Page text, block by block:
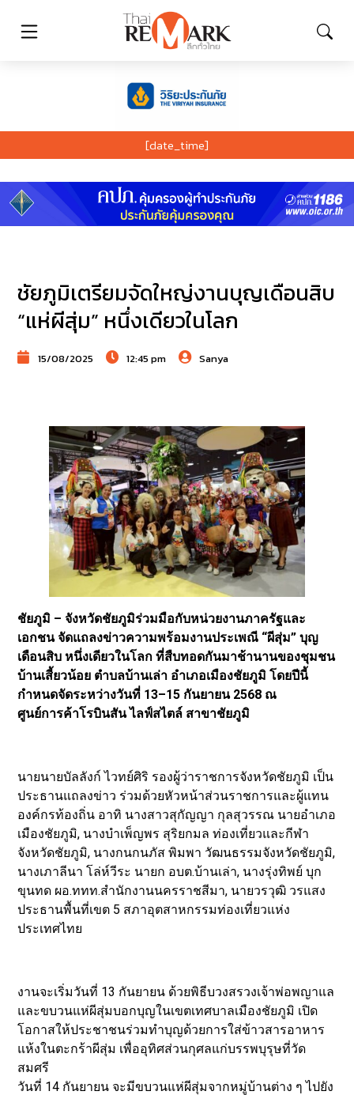
[date_time]
ชัยภูมิเตรียมจัดใหญ่งานบุญเดือนสิบ
“แห่ผีสุ่ม” หนึ่งเดียวในโลก
15/08/2025 12:45 pm Sanya
ชัยภูมิ – จังหวัดชัยภูมิร่วมมือกับหน่วยงานภาครัฐและ
เอกชน จัดแถลงข่าวความพร้อมงานประเพณี “ผีสุ่ม” บุญ
เดือนสิบ หนึ่งเดียวในโลก ที่สืบทอดกันมาช้านานของชุมชน
บ้านเสี้ยวน้อย ตำบลบ้านเล่า อำเภอเมืองชัยภูมิ โดยปีนี้
กำหนดจัดระหว่างวันที่ 13–15 กันยายน 2568 ณ
ศูนย์การค้าโรบินสัน ไลฟ์สไตล์ สาขาชัยภูมิ
นายนายบัลลังก์ ไวทย์ศิริ รองผู้ว่าราชการจังหวัดชัยภูมิ เป็น
ประธานแถลงข่าว ร่วมด้วยหัวหน้าส่วนราชการและผู้แทน
องค์กรท้องถิ่น อาทิ นางสาวสุกัญญา กุลสุวรรณ นายอำเภอ
เมืองชัยภูมิ, นางบำเพ็ญพร สุริยกมล ท่องเที่ยวและกีฬา
จังหวัดชัยภูมิ, นางกนกนภัส พิมพา วัฒนธรรมจังหวัดชัยภูมิ,
นางเภาลีนา โล่ห์วีระ นายก อบต.บ้านเล่า, นางรุ่งทิพย์ บุก
ขุนทด ผอ.ททท.สำนักงานนครราชสีมา, นายวรวุฒิ วรแสง
ประธานพื้นที่เขต 5 สภาอุตสาหกรรมท่องเที่ยวแห่ง
ประเทศไทย
งานจะเริ่มวันที่ 13 กันยายน ด้วยพิธีบวงสรวงเจ้าพ่อพญาแล
และขบวนแห่ผีสุ่มบอกบุญในเขตเทศบาลเมืองชัยภูมิ เปิด
โอกาสให้ประชาชนร่วมทำบุญด้วยการใส่ข้าวสารอาหาร
แห้งในตะกร้าผีสุ่ม เพื่ออุทิศส่วนกุศลแก่บรรพบุรุษที่วัด
สมศรี
วันที่ 14 กันยายน จะมีขบวนแห่ผีสุ่มจากหมู่บ้านต่าง ๆ ไปยัง